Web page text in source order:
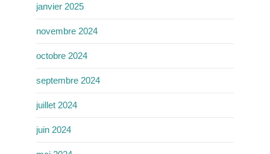
janvier 2025
novembre 2024
octobre 2024
septembre 2024
juillet 2024
juin 2024